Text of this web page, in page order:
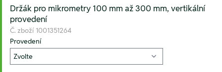
Držák pro mikrometry 100 mm až 300 mm, vertikální
provedení
Č. zboží 1001351264
Provedení